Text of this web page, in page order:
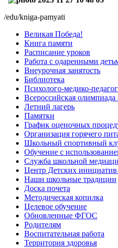
/edu/kniga-pamyati
Великая Победа!
Книга памяти
Расписание уроков
Работа с одаренными
Внеурочная занятость
Библиотека
Психолого-медико-
Всероссийская
Летний лагерь
Памятки
График оценочных
Организация горячего
Школьный спортивный
Обучение с
Служба школьной
Центр Детских
Наши школьные традиции
Доска почета
Методическая копилка
Целевое обучение
Обновленные ФГОС
Родителям
Воспитательная работа
Территория здоровья